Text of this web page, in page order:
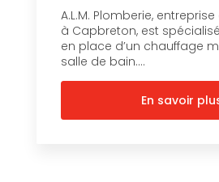
A.L.M. Plomberie,
à Capbreton, est
en place d’un chauffage
salle de bain....
En savoir